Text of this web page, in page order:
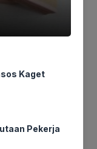
Bercincin di
Kaget
Pekerja